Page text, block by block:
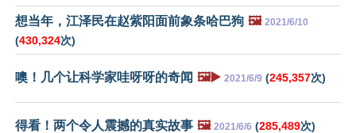
想当年，江泽民在赵紫阳面前象条哈巴狗 🖼️ 2021/6/10
(430,324次)
噢！几个让科学家哇呀呀的奇闻 🖼️▶️ 2021/6/9 (245,357次)
得看！两个令人震撼的真实故事 🖼️ 2021/6/6 (285,489次)